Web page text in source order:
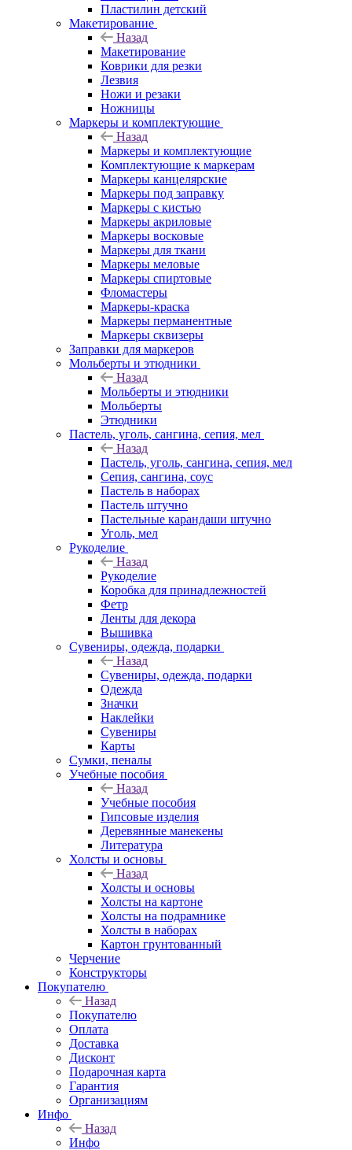
Пластилин детский
Макетирование
Назад
Макетирование
Коврики для резки
Лезвия
Ножи и резаки
Ножницы
Маркеры и комплектующие
Назад
Маркеры и комплектующие
Комплектующие к маркерам
Маркеры канцелярские
Маркеры под заправку
Маркеры с кистью
Маркеры акриловые
Маркеры восковые
Маркеры для ткани
Маркеры меловые
Маркеры спиртовые
Фломастеры
Маркеры-краска
Маркеры перманентные
Маркеры сквизеры
Заправки для маркеров
Мольберты и этюдники
Назад
Мольберты и этюдники
Мольберты
Этюдники
Пастель, уголь, сангина, сепия, мел
Назад
Пастель, уголь, сангина, сепия, мел
Сепия, сангина, соус
Пастель в наборах
Пастель штучно
Пастельные карандаши штучно
Уголь, мел
Рукоделие
Назад
Рукоделие
Коробка для принадлежностей
Фетр
Ленты для декора
Вышивка
Сувениры, одежда, подарки
Назад
Сувениры, одежда, подарки
Одежда
Значки
Наклейки
Сувениры
Карты
Сумки, пеналы
Учебные пособия
Назад
Учебные пособия
Гипсовые изделия
Деревянные манекены
Литература
Холсты и основы
Назад
Холсты и основы
Холсты на картоне
Холсты на подрамнике
Холсты в наборах
Картон грунтованный
Черчение
Конструкторы
Покупателю
Назад
Покупателю
Оплата
Доставка
Дисконт
Подарочная карта
Гарантия
Организациям
Инфо
Назад
Инфо